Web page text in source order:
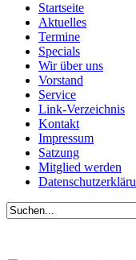
Startseite
Aktuelles
Termine
Specials
Wir über uns
Vorstand
Service
Link-Verzeichnis
Kontakt
Impressum
Satzung
Mitglied werden